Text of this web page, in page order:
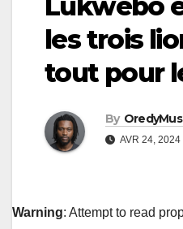
les trois
tout pour
By
AVR 24, 2024
Warning: Attempt to read